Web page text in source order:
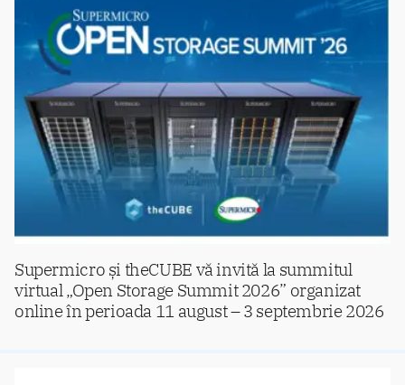
Supermicro și theCUBE vă invită la summitul
virtual „Open Storage Summit 2026” organizat
online în perioada 11 august – 3 septembrie 2026